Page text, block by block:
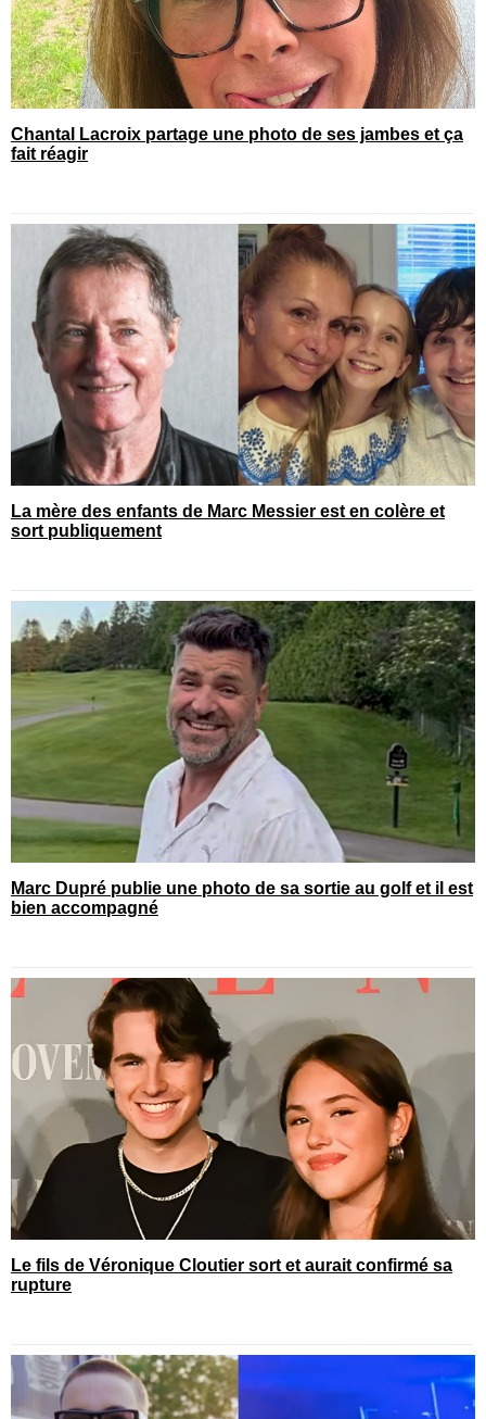
Chantal Lacroix partage une photo de ses jambes et ça
fait réagir
La mère des enfants de Marc Messier est en colère et
sort publiquement
Marc Dupré publie une photo de sa sortie au golf et il est
bien accompagné
Le fils de Véronique Cloutier sort et aurait confirmé sa
rupture